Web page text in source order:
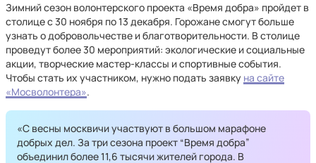
Зимний сезон волонтерского проекта «Время добра» пройдет в
столице с 30 ноября по 13 декабря. Горожане смогут больше
узнать о добровольчестве и благотворительности. В столице
проведут более 30 мероприятий: экологические и социальные
акции, творческие мастер-классы и спортивные события.
Чтобы стать их участником, нужно подать заявку на сайте
«Мосволонтера».
«С весны москвичи участвуют в большом марафоне
добрых дел. За три сезона проект “Время добра”
объединил более 11,6 тысячи жителей города. В